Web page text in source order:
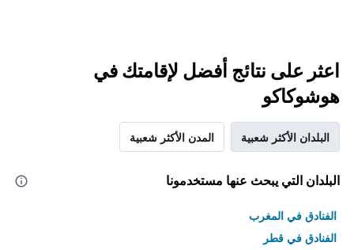
اعثر على نتائج أفضل لإقامتك في
هوشوكاكو
البلدان الأكثر شعبية المدن الأكثر شعبية
البلدان التي يبحث عنها مستخدمونا
الفنادق في المغرب
الفنادق في قطر